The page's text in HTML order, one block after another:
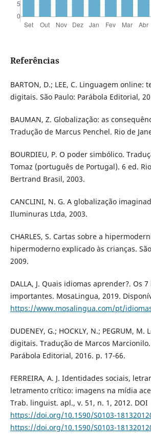
Referências
BARTON, D.; LEE, C. Linguagem online:
digitais. São Paulo: Parábola Editorial,
BAUMAN, Z. Globalização: as
Tradução de Marcus Penchel. Rio de
BOURDIEU, P. O poder simbólico.
Tomaz (português de Portugal). 6 ed.
Bertrand Brasil, 2003.
CANCLINI, N. G. A globalização
Iluminuras Ltda, 2003.
CHARLES, S. Cartas sobre a
hipermoderno explicado às crianças.
2009.
DALLA, J. Quais idiomas aprender?. Os
importantes. MosaLingua, 2019.
https://www.mosalingua.com/pt/
DUDENEY, G.; HOCKLY, N.; PEGRUM, M.
digitais. Tradução de Marcos Marcionilo.
Parábola Editorial, 2016. p. 17-66.
FERREIRA, A. J. Identidades sociais,
letramento crítico: imagens na mídia
Trab. linguist. apl., v. 51, n. 1, 2012. DOI
https://doi.org/10.1590/S0103-
https://doi.org/10.1590/S0103-